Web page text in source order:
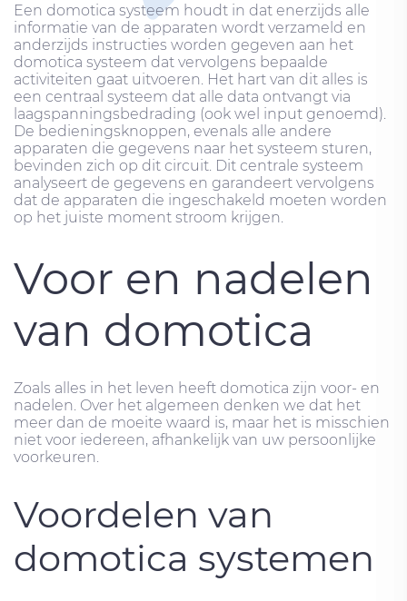
Een domotica systeem houdt in dat enerzijds alle
informatie van de apparaten wordt verzameld en
anderzijds instructies worden gegeven aan het
domotica systeem dat vervolgens bepaalde
activiteiten gaat uitvoeren. Het hart van dit alles is
een centraal systeem dat alle data ontvangt via
laagspanningsbedrading (ook wel input genoemd).
De bedieningsknoppen, evenals alle andere
apparaten die gegevens naar het systeem sturen,
bevinden zich op dit circuit. Dit centrale systeem
analyseert de gegevens en garandeert vervolgens
dat de apparaten die ingeschakeld moeten worden
op het juiste moment stroom krijgen.
Voor en nadelen
van domotica
Zoals alles in het leven heeft domotica zijn voor- en
nadelen. Over het algemeen denken we dat het
meer dan de moeite waard is, maar het is misschien
niet voor iedereen, afhankelijk van uw persoonlijke
voorkeuren.
Voordelen van
domotica systemen